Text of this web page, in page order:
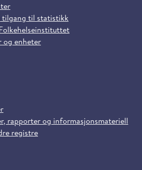
tilgang til statistikk
og enheter
rapporter og informasjonsmateriell
registre